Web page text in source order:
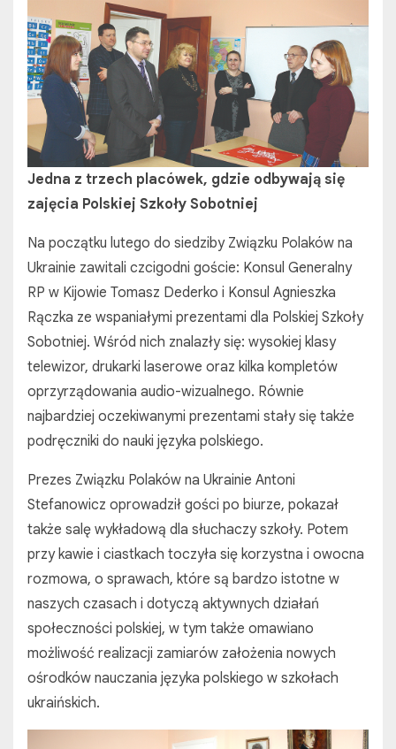
Jedna z trzech placówek, gdzie odbywają się
zajęcia Polskiej Szkoły Sobotniej
Na początku lutego do siedziby Związku Polaków na
Ukrainie zawitali czcigodni goście: Konsul Generalny
RP w Kijowie Tomasz Dederko i Konsul Agnieszka
Rączka ze wspaniałymi prezentami dla Polskiej Szkoły
Sobotniej. Wśród nich znalazły się: wysokiej klasy
telewizor, drukarki laserowe oraz kilka kompletów
oprzyrządowania audio-wizualnego. Równie
najbardziej oczekiwanymi prezentami stały się także
podręczniki do nauki języka polskiego.
Prezes Związku Polaków na Ukrainie Antoni
Stefanowicz oprowadził gości po biurze, pokazał
także salę wykładową dla słuchaczy szkoły. Potem
przy kawie i ciastkach toczyła się korzystna i owocna
rozmowa, o sprawach, które są bardzo istotne w
naszych czasach i dotyczą aktywnych działań
społeczności polskiej, w tym także omawiano
możliwość realizacji zamiarów założenia nowych
ośrodków nauczania języka polskiego w szkołach
ukraińskich.